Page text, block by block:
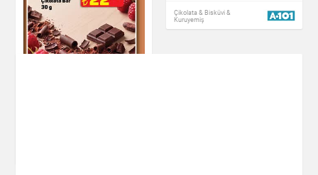
Çikolata & Bisküvi &
Kuruyemiş